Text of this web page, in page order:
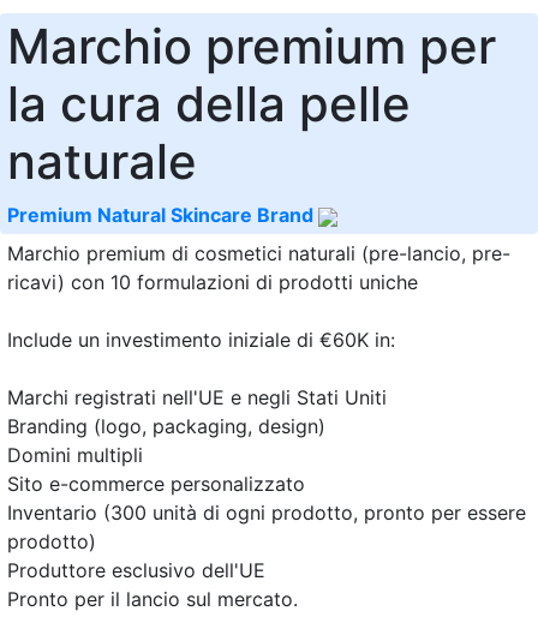
Marchio premium per
la cura della pelle
naturale
Premium Natural Skincare Brand
Marchio premium di cosmetici naturali (pre-lancio, pre-
ricavi) con 10 formulazioni di prodotti uniche
Include un investimento iniziale di €60K in:
Marchi registrati nell'UE e negli Stati Uniti
Branding (logo, packaging, design)
Domini multipli
Sito e-commerce personalizzato
Inventario (300 unità di ogni prodotto, pronto per essere
prodotto)
Produttore esclusivo dell'UE
Pronto per il lancio sul mercato.